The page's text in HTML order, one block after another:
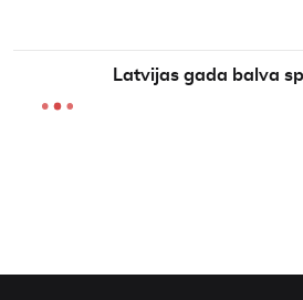
Latvijas gada balva